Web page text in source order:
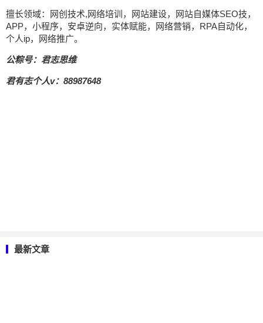
擅长领域：网创技术,网络培训，网站建设，网站自媒体SEO技，
APP，小程序，安卓逆向，实体赋能，网络营销，RPA自动化，
个人ip，网络推广。
公粽号：君志思维
君有志个人v：88987648
最新文章